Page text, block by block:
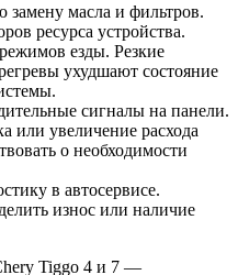
замену масла и фильтров.
ресурса устройства.
езды. Резкие
ухудшают состояние
сигналы на панели.
или увеличение расхода
о необходимости
в автосервисе.
износ или наличие
Tiggo 4 и 7 —